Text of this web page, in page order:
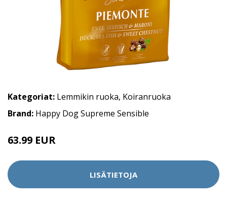
Kategoriat: Lemmikin ruoka, Koiranruoka
Brand: Happy Dog Supreme Sensible
63.99 EUR
LISÄTIETOJA